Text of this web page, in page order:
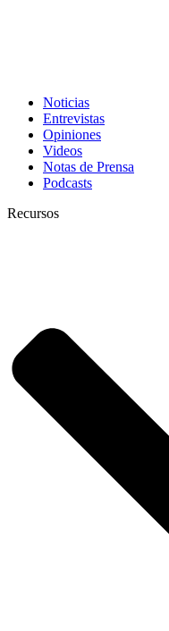
Noticias
Entrevistas
Opiniones
Videos
Notas de Prensa
Podcasts
Recursos